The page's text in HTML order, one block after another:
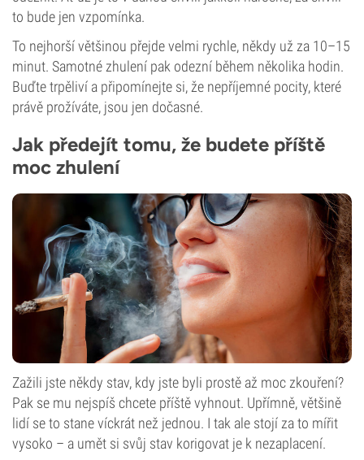
to bude jen vzpomínka.
To nejhorší většinou přejde velmi rychle, někdy už za 10–15
minut. Samotné zhulení pak odezní během několika hodin.
Buďte trpěliví a připomínejte si, že nepříjemné pocity, které
právě prožíváte, jsou jen dočasné.
Jak předejít tomu, že budete příště
moc zhulení
Zažili jste někdy stav, kdy jste byli prostě až moc zkouření?
Pak se mu nejspíš chcete příště vyhnout. Upřímně, většině
lidí se to stane víckrát než jednou. I tak ale stojí za to mířit
vysoko – a umět si svůj stav korigovat je k nezaplacení.